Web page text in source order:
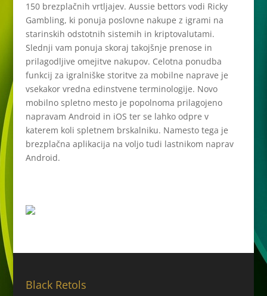
150 brezplačnih vrtljajev. Aussie bettors vodi Ricky
Gambling, ki ponuja poslovne nakupe z igrami na
starinskih odstotnih sistemih in kriptovalutami.
Slednji vam ponuja skoraj takojšnje prenose in
prilagodljive omejitve nakupov. Celotna ponudba
funkcij za igralniške storitve za mobilne naprave je
vsekakor vredna edinstvene terminologije. Novo
mobilno spletno mesto je popolnoma prilagojeno
napravam Android in iOS ter se lahko odpre v
katerem koli spletnem brskalniku. Namesto tega je
brezplačna aplikacija na voljo tudi lastnikom naprav
Android.
Black Retols